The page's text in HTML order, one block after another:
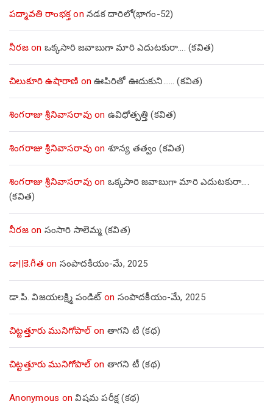
పద్మావతి రాంభక్తon నడక దారిలో(భాగం-52)
నీరజon ఒక్కసారి జవాబుగా మారి ఎదుటకురా…. (కవిత)
చిలుకూరి ఉషారాణి onఊపిరితో ఊదుకుని…… (కవిత)
శింగరాజు శ్రీనివాసరావుon ఉవిధోత్పత్తి (కవిత)
శింగరాజు శ్రీనివాసరావుon శూన్య తత్వం (కవిత)
శింగరాజు శ్రీనివాసరావుon ఒక్కసారి జవాబుగా మారి ఎదుటకురా….
(కవిత)
నీరజon సంసారి సాలెమ్మ (కవిత)
డా||కె.గీత on సంపాదకీయం-మే, 2025
డా.పి. విజయలక్ష్మి పండిట్ on సంపాదకీయం-మే, 2025
చిట్టత్తూరు మునిగోపాల్on తాగని టీ (కథ)
చిట్టత్తూరు మునిగోపాల్on తాగని టీ (కథ)
Anonymous onవిషమ పరీక్ష (క‌థ‌)